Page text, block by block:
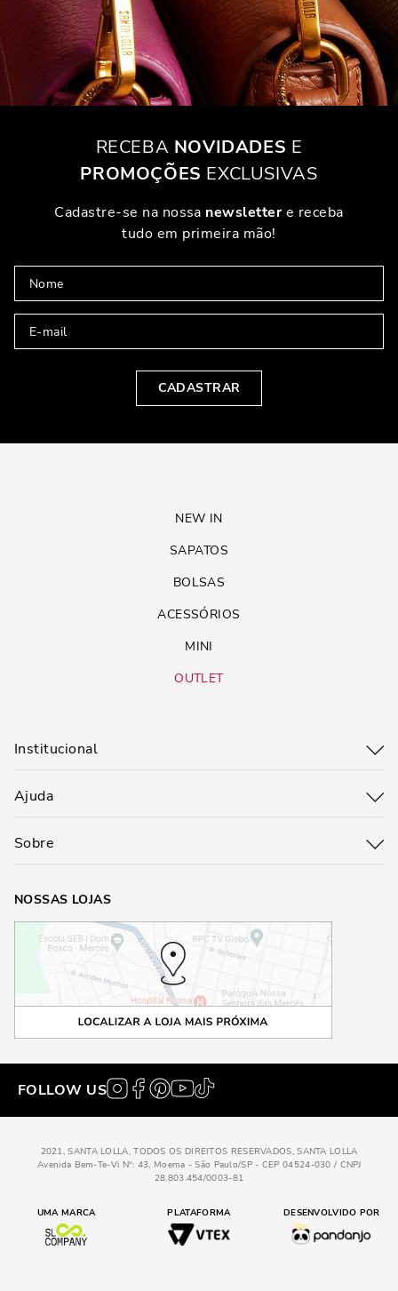
RECEBA NOVIDADES E
PROMOÇÕES EXCLUSIVAS
Cadastre-se na nossa newslettere receba
tudo em primeira mão!
CADASTRAR
NEW IN
SAPATOS
BOLSAS
ACESSÓRIOS
MINI
OUTLET
Institucional
Ajuda
Sobre
NOSSAS LOJAS
FOLLOW US
2021, SANTA LOLLA, TODOS OS DIREITOS RESERVADOS, SANTA LOLLA
Avenida Bem-Te-Vi N°: 43, Moema - São Paulo/SP - CEP 04524-030 / CNPJ
28.803.454/0003-81
UMA MARCA PLATAFORMA DESENVOLVIDO POR